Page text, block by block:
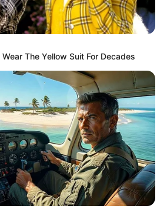
há 11 anos
a peça de miçangas com um nó
o excesso de nylon. Depois,
de fio dentro da argolinha do
duas pontas do fio numa miçanga
a sobra na peça de miçangas.
colocar o gancho é usando arame
Abraços
10 anos
chamou miriam viegas faço
The Yellow Suit For Decades